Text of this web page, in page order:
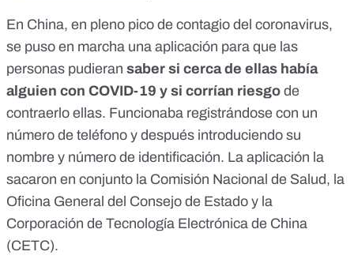
En China, en pleno pico de contagio del coronavirus,
se puso en marcha una aplicación para que las
personas pudieran saber si cerca de ellas había
alguien con COVID-19 y si corrían riesgo de
contraerlo ellas. Funcionaba registrándose con un
número de teléfono y después introduciendo su
nombre y número de identificación. La aplicación la
sacaron en conjunto la Comisión Nacional de Salud, la
Oficina General del Consejo de Estado y la
Corporación de Tecnología Electrónica de China
(CETC).